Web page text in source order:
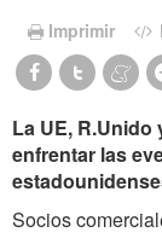
Imprimir
La UE,
enfrentar las
Socios